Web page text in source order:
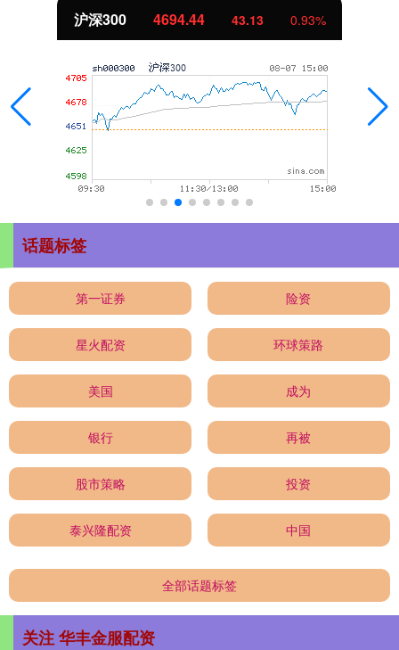
沪深300 4694.44 43.13 0.93%
话题标签
第一证券 险资
星火配资 环球策路
美国 成为
银行 再被
股市策略 投资
泰兴隆配资 中国
全部话题标签
关注 华丰金服配资